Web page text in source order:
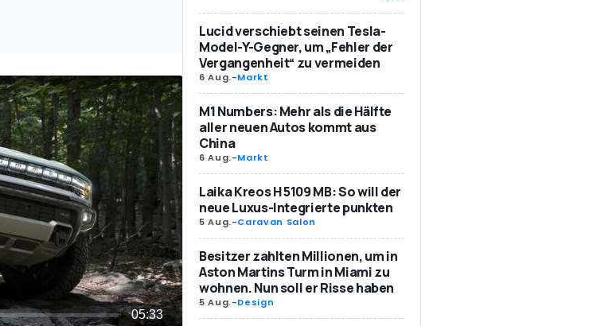
Lucid verschiebt seinen Tesla-
Model-Y-Gegner, um „Fehler der
Vergangenheit“ zu vermeiden
6 Aug.-Markt
M1 Numbers: Mehr als die Hälfte
aller neuen Autos kommt aus
China
6 Aug.-Markt
Laika Kreos H 5109 MB: So will der
neue Luxus-Integrierte punkten
5 Aug.-Caravan Salon
Besitzer zahlten Millionen, um in
Aston Martins Turm in Miami zu
wohnen. Nun soll er Risse haben
5 Aug.-Design